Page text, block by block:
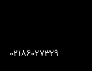
02186027329